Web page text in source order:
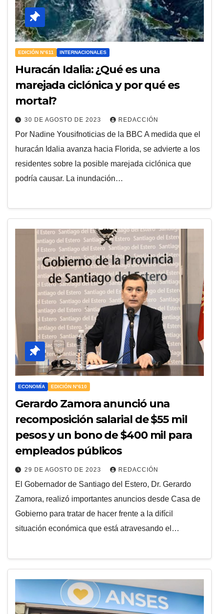
EDICIÓN N°611 INTERNACIONALES
Huracán Idalia: ¿Qué es una
marejada ciclónica y por qué es
mortal?
30 DE AGOSTO DE 2023 REDACCIÓN
Por Nadine Yousifnoticias de la BBC A medida que el
huracán Idalia avanza hacia Florida, se advierte a los
residentes sobre la posible marejada ciclónica que
podría causar. La inundación…
ECONOMÍA EDICIÓN N°610
Gerardo Zamora anunció una
recomposición salarial de $55 mil
pesos y un bono de $400 mil para
empleados públicos
29 DE AGOSTO DE 2023 REDACCIÓN
El Gobernador de Santiago del Estero, Dr. Gerardo
Zamora, realizó importantes anuncios desde Casa de
Gobierno para tratar de hacer frente a la difícil
situación económica que está atravesando el…